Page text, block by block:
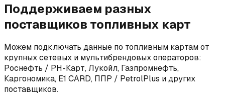
Поддерживаем разных
поставщиков топливных карт
Можем подключать данные по топливным картам от
крупных сетевых и мультибрендовых операторов:
Роснефть / РН-Карт, Лукойл, Газпромнефть,
Каргономика, E1 CARD, ППР / PetrolPlus и других
поставщиков.